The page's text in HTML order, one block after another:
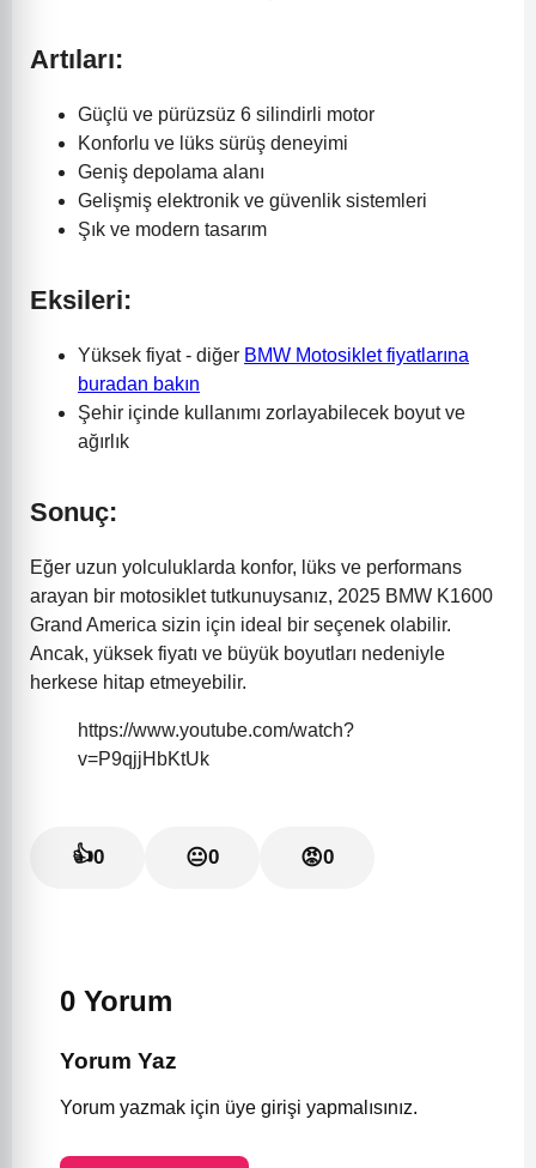
Artıları:
Güçlü ve pürüzsüz 6 silindirli motor
Konforlu ve lüks sürüş deneyimi
Geniş depolama alanı
Gelişmiş elektronik ve güvenlik sistemleri
Şık ve modern tasarım
Eksileri:
Yüksek fiyat - diğer BMW Motosiklet fiyatlarına
buradan bakın
Şehir içinde kullanımı zorlayabilecek boyut ve
ağırlık
Sonuç:
Eğer uzun yolculuklarda konfor, lüks ve performans
arayan bir motosiklet tutkunuysanız, 2025 BMW K1600
Grand America sizin için ideal bir seçenek olabilir.
Ancak, yüksek fiyatı ve büyük boyutları nedeniyle
herkese hitap etmeyebilir.
https://www.youtube.com/watch?
v=P9qjjHbKtUk
👍0 😐0 😡0
0 Yorum
Yorum Yaz
Yorum yazmak için üye girişi yapmalısınız.